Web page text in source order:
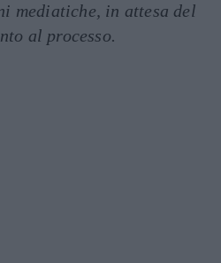
mediatiche, in attesa del
al processo.